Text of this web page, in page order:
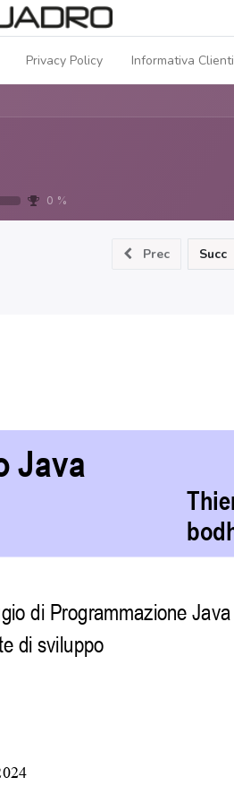
Privacy Policy Informativa Clienti
0 %
Prec Succ